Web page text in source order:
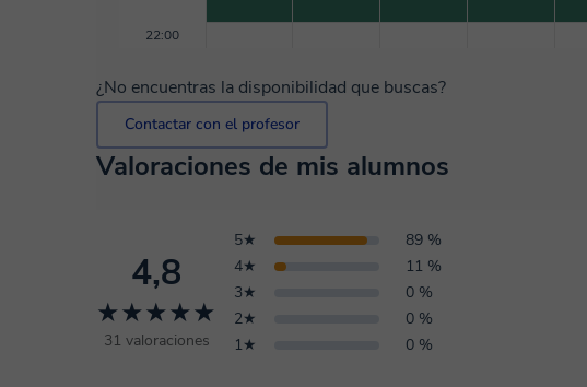
22:00
¿No encuentras la disponibilidad que buscas?
Contactar con el profesor
Valoraciones de mis alumnos
4,8
★★★★★
31 valoraciones
5★
89 %
4★
11 %
3★
0 %
2★
0 %
1★
0 %